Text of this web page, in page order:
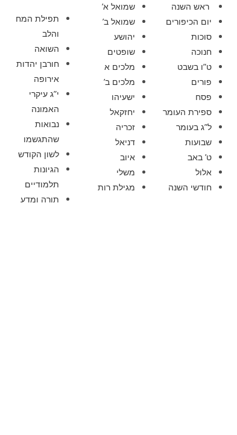
ראש השנה
יום הכיפורים
סוכות
חנוכה
ט”ו בשבט
פורים
פסח
ספירת העומר
ל”ג בעומר
שבועות
ט’ באב
אלול
חודשי השנה
שמואל א’
שמואל ב’
יהושע
שופטים
מלכים א
מלכים ב’
ישעיהו
יחזקאל
זכריה
דניאל
איוב
משלי
מגילת רות
תפילת המח
והלב
השואה
חורבן יהדות
אירופה
י”ג עיקרי
האמונה
נבואות
שהתגשמו
לשון הקודש
הגיונות
תלמודיים
תורה ומדע